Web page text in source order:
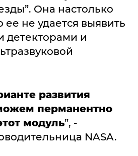
Она настолько
ее не удается выявить
детекторами и
развития
перманентно
модуль”, -
NASA.